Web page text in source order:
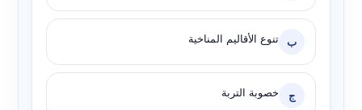
ب تنوع الأقاليم المناخية
ج خصوبة التربة